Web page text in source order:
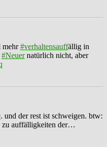
mehr#verhaltensauffällig in
#Neuernatürlich nicht, aber
. und der rest ist schweigen. btw:
zu auffälligkeiten der…